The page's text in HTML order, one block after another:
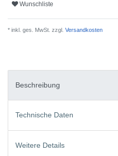
Wunschliste
* inkl. ges. MwSt. zzgl. Versandkosten
Beschreibung
Technische Daten
Weitere Details